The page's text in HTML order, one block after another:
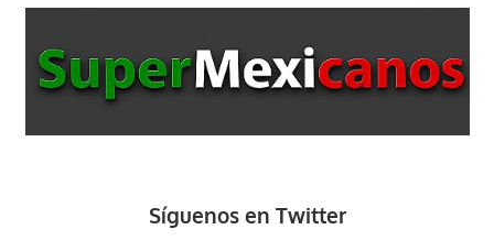
Síguenos en Twitter